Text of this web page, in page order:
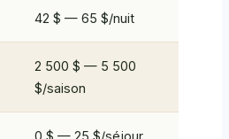
42 $ — 65 $/nuit
2 500 $ — 5 500
$/saison
0 $ — 25 $/séjour